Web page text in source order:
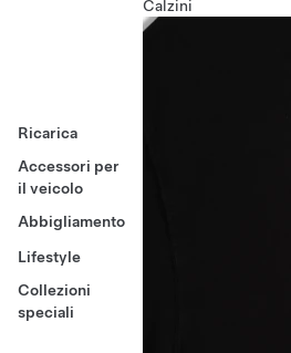
Ricarica
Accessori per
il veicolo
Abbigliamento
Lifestyle
Collezioni
speciali
Calzini